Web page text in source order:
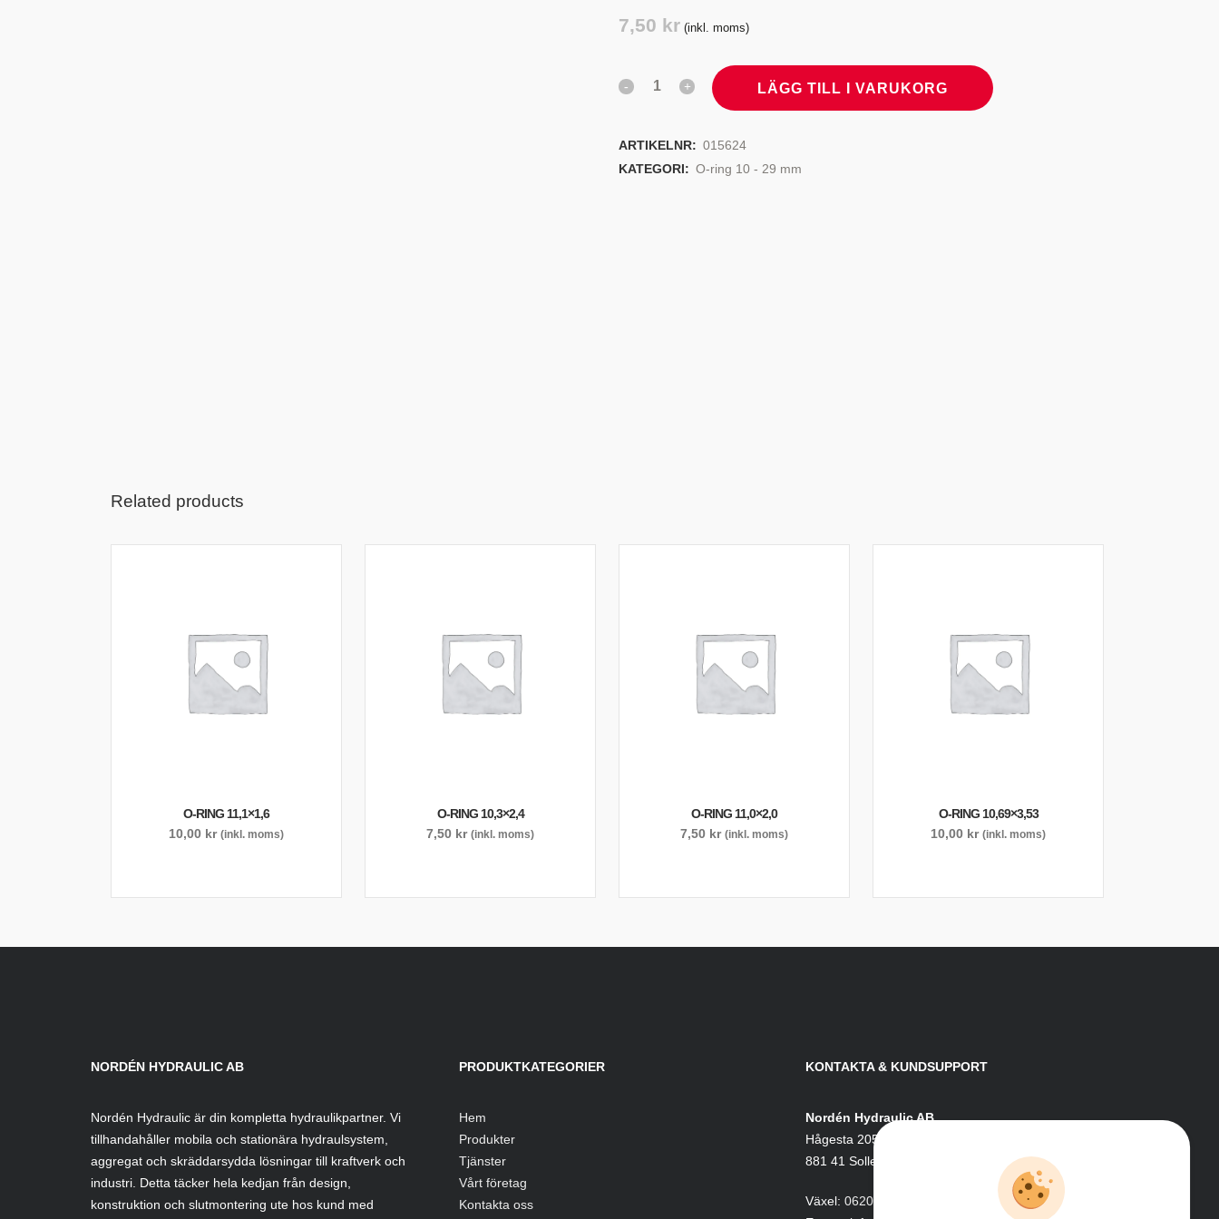
7,50 kr (inkl. moms)
LÄGG TILL I VARUKORG
ARTIKELNR: 015624
KATEGORI: O-ring 10 - 29 mm
Related products
O-RING 11,1×1,6
10,00 kr (inkl. moms)
O-RING 10,3×2,4
7,50 kr (inkl. moms)
O-RING 11,0×2,0
7,50 kr (inkl. moms)
O-RING 10,69×3,53
10,00 kr (inkl. moms)
NORDÉN HYDRAULIC AB
Nordén Hydraulic är din kompletta hydraulikpartner. Vi
tillhandahåller mobila och stationära hydraulsystem,
aggregat och skräddarsydda lösningar till kraftverk och
industri. Detta täcker hela kedjan från design,
konstruktion och slutmontering ute hos kund med
PRODUKTKATEGORIER
Hem
Produkter
Tjänster
Vårt företag
Kontakta oss
KONTAKTA & KUNDSUPPORT
Nordén Hydraulic AB
Hågesta 205
881 41 Sollefteå
Växel: 0620-161 41